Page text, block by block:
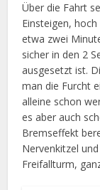
Über die Fahrt
Einsteigen,
etwa zwei
sicher in den 2
ausgesetzt ist.
man die Furcht
alleine schon
es aber auch
Bremseffekt
Nervenkitzel
Freifallturm,